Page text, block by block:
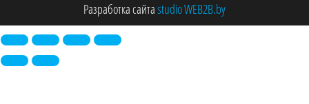
Разработка сайтаstudio WEB2B.by